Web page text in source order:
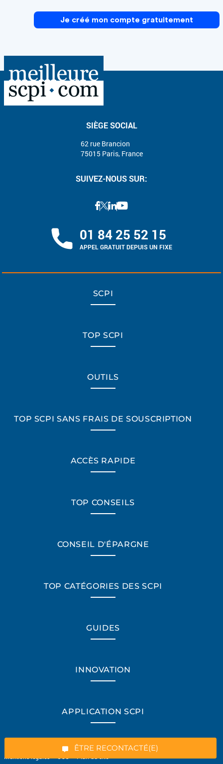
“Excellent”, 165 avis
ÊTRE RECONTACTÉ(E)
Je créé mon compte gratuitement
SIÈGE SOCIAL
62 rue Brancion
75015 Paris, France
SUIVEZ-NOUS SUR:
01 84 25 52 15
APPEL GRATUIT DEPUIS UN FIXE
SCPI
TOP SCPI
OUTILS
TOP SCPI SANS FRAIS DE SOUSCRIPTION
ACCÈS RAPIDE
TOP CONSEILS
CONSEIL D'ÉPARGNE
TOP CATÉGORIES DES SCPI
GUIDES
INNOVATION
APPLICATION SCPI
Mentions légales-CGU-Plan du site